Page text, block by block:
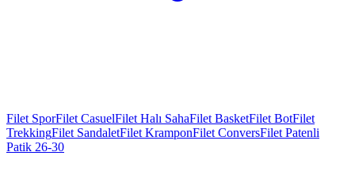
Filet SporFilet CasuelFilet Halı SahaFilet BasketFilet BotFilet
TrekkingFilet SandaletFilet KramponFilet ConversFilet Patenli
Patik 26-30